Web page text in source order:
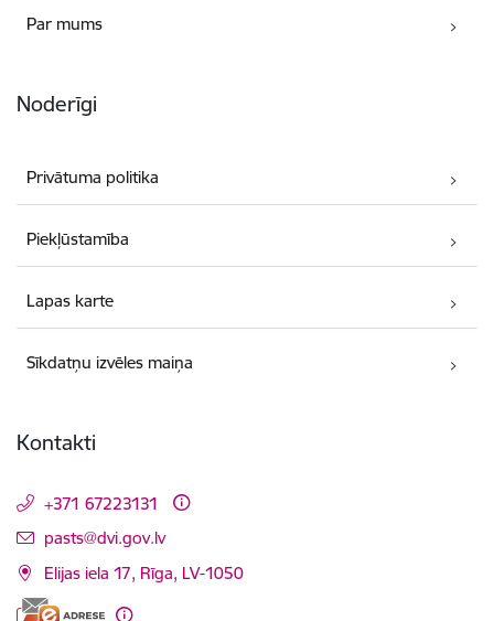
Par mums
Noderīgi
Privātuma politika
Piekļūstamība
Lapas karte
Sīkdatņu izvēles maiņa
Kontakti
+371 67223131
E-pasts:
pasts@dvi.gov.lv
Elijas iela 17, Rīga, LV-1050